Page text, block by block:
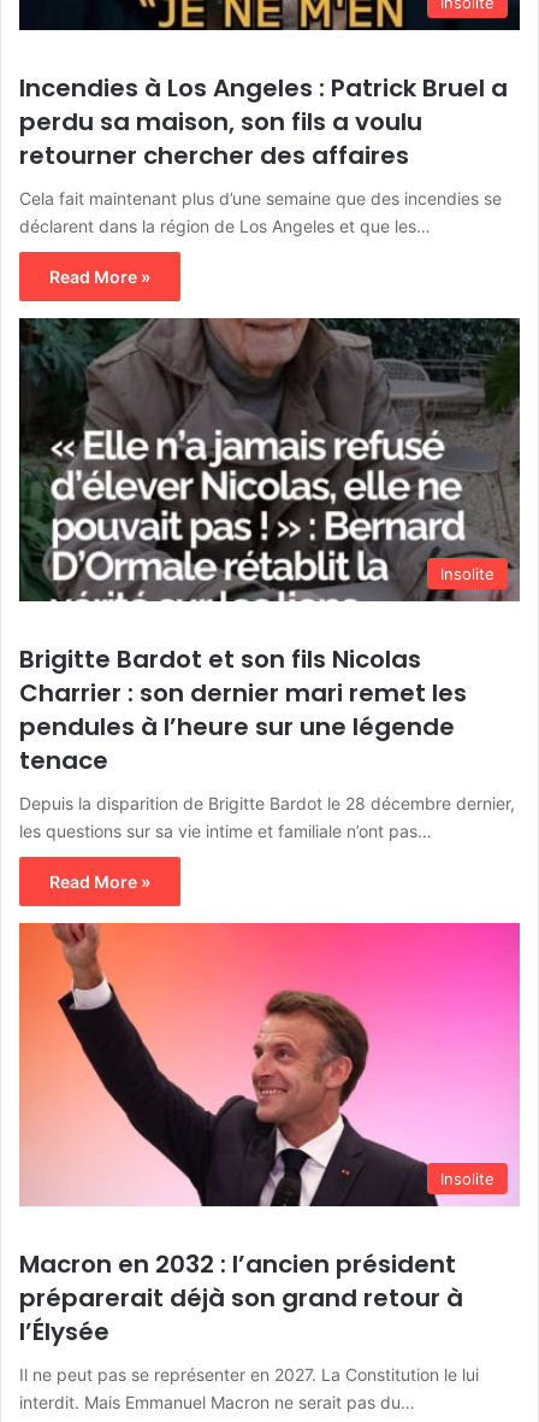
Incendies à Los Angeles : Patrick Bruel a
perdu sa maison, son fils a voulu
retourner chercher des affaires
Cela fait maintenant plus d’une semaine que des incendies se
déclarent dans la région de Los Angeles et que les…
Read More »
Insolite
Brigitte Bardot et son fils Nicolas
Charrier : son dernier mari remet les
pendules à l’heure sur une légende
tenace
Depuis la disparition de Brigitte Bardot le 28 décembre dernier,
les questions sur sa vie intime et familiale n’ont pas…
Read More »
Insolite
Macron en 2032 : l’ancien président
préparerait déjà son grand retour à
l’Élysée
Il ne peut pas se représenter en 2027. La Constitution le lui
interdit. Mais Emmanuel Macron ne serait pas du…